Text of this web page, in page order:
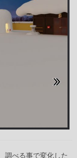
調べる事で変化した